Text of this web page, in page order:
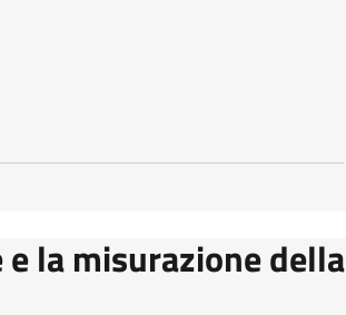
la misurazione della